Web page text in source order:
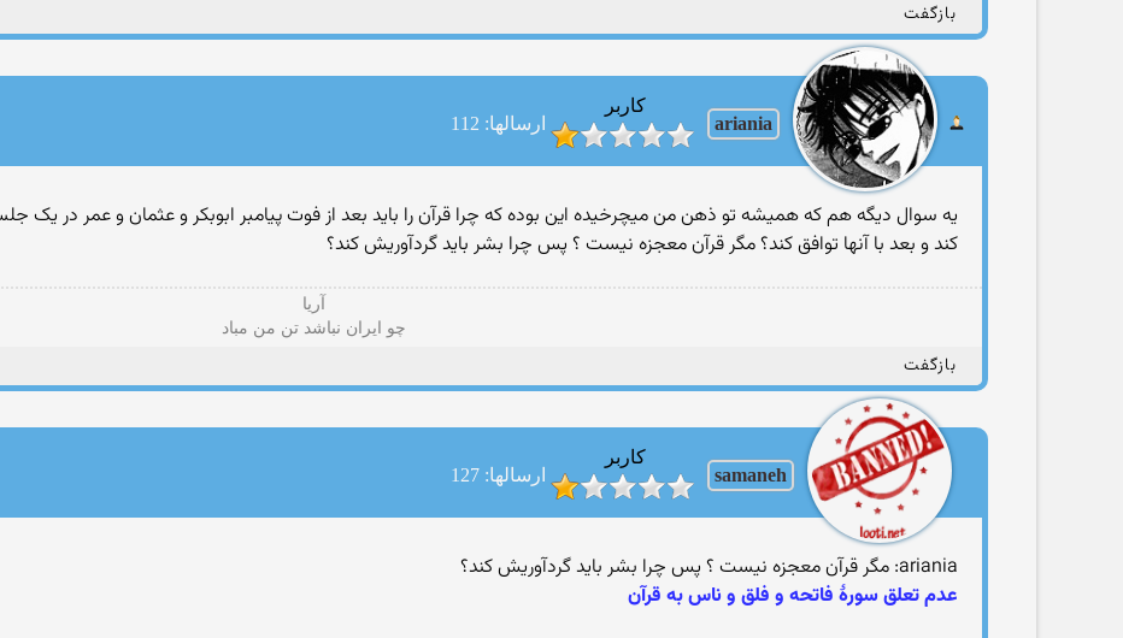
بازگفت
ariania
کاربر
ارسالها: 112
یه سوال دیگه هم که همیشه تو ذهن من میچرخیده این بوده که چرا قرآن را باید بعد از فوت پیامبر ابوبکر و عثمان و عمر در یک
کند و بعد با آنها توافق کند؟ مگر قرآن معجزه نیست ؟ پس چرا بشر باید گردآوریش کند؟
آریا
چو ایران نباشد تن من مباد
بازگفت
samaneh
کاربر
ارسالها: 127
ariania: مگر قرآن معجزه نیست ؟ پس چرا بشر باید گردآوریش کند؟
عدم تعلق سورهٔ فاتحه و فلق و ناس به قرآن